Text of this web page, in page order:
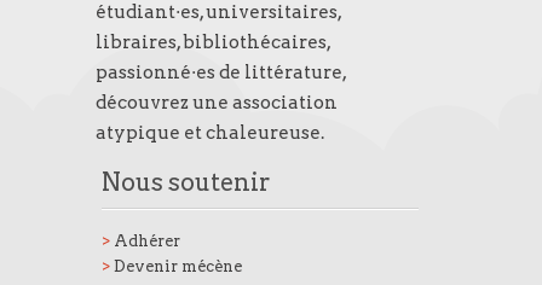
étudiant·es, universitaires,
libraires, bibliothécaires,
passionné·es de littérature,
découvrez une association
atypique et chaleureuse.
Nous soutenir
> Adhérer
> Devenir mécène